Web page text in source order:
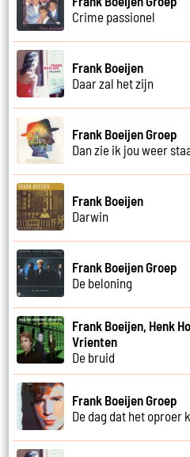
Crime passionel
Frank Boeijen
Daar zal het zijn
Frank Boeijen Groep
Dan zie ik jou weer
Frank Boeijen
Darwin
Frank Boeijen Groep
De beloning
Frank Boeijen, Henk
Vrienten
De bruid
Frank Boeijen Groep
De dag dat het oproer